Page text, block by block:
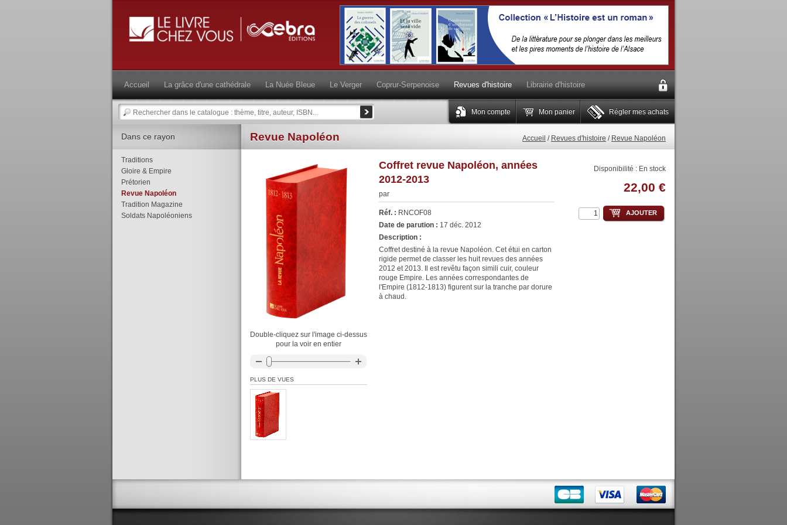
Accueil La grâce d'une cathédrale La Nuée Bleue Le Verger Coprur-Serpenoise Revues d'histoire Librairie d'histoire
Mon compte Mon panier Régler mes achats
Accueil / Revues d'histoire / Revue Napoléon
Revue Napoléon
Disponibilité : En stock
22,00 €
AJOUTER
Coffret revue Napoléon, années
2012-2013
par
Réf. : RNCOF08
Date de parution : 17 déc. 2012
Description :
Coffret destiné à la revue Napoléon. Cet étui en carton
rigide permet de classer les huit revues des années
2012 et 2013. Il est revêtu façon simili cuir, couleur
rouge Empire. Les années correspondantes de
l'Empire (1812-1813) figurent sur la tranche par dorure
à chaud.
Double-cliquez sur l'image ci-dessus
pour la voir en entier
PLUS DE VUES
Dans ce rayon
Traditions
Gloire & Empire
Prétorien
Revue Napoléon
Tradition Magazine
Soldats Napoléoniens